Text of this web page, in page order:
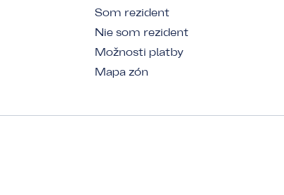
Som rezident
Nie som rezident
Možnosti platby
Mapa zón